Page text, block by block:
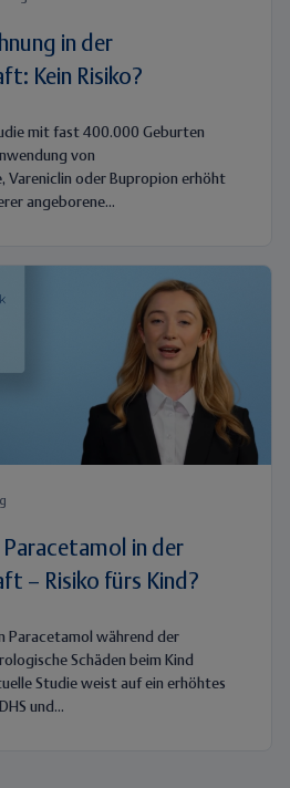
in der
Kein Risiko?
mit fast 400.000 Geburten
von
Vareniclin oder Bupropion erhöht
angeborene...
in der
– Risiko fürs Kind?
Paracetamol während der
Schäden beim Kind
Studie weist auf ein erhöhtes
und...